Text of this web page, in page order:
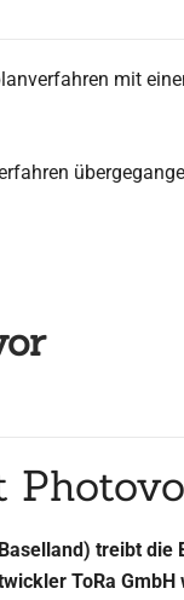
mit
treibt die
ToRa GmbH